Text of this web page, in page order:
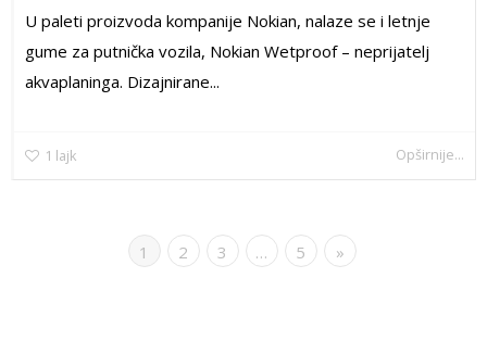
U paleti proizvoda kompanije Nokian, nalaze se i letnje
gume za putnička vozila, Nokian Wetproof – neprijatelj
akvaplaninga. Dizajnirane...
1 lajk Opširnije...
1 2 3 … 5 »